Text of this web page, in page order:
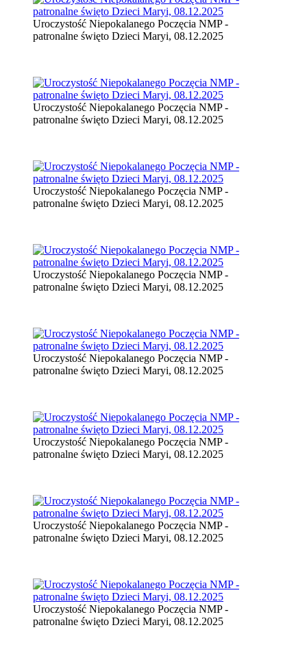
Uroczystość Niepokalanego Poczęcia NMP -
patronalne święto Dzieci Maryi, 08.12.2025
Uroczystość Niepokalanego Poczęcia NMP -
patronalne święto Dzieci Maryi, 08.12.2025
Uroczystość Niepokalanego Poczęcia NMP -
patronalne święto Dzieci Maryi, 08.12.2025
Uroczystość Niepokalanego Poczęcia NMP -
patronalne święto Dzieci Maryi, 08.12.2025
Uroczystość Niepokalanego Poczęcia NMP -
patronalne święto Dzieci Maryi, 08.12.2025
Uroczystość Niepokalanego Poczęcia NMP -
patronalne święto Dzieci Maryi, 08.12.2025
Uroczystość Niepokalanego Poczęcia NMP -
patronalne święto Dzieci Maryi, 08.12.2025
Uroczystość Niepokalanego Poczęcia NMP -
patronalne święto Dzieci Maryi, 08.12.2025